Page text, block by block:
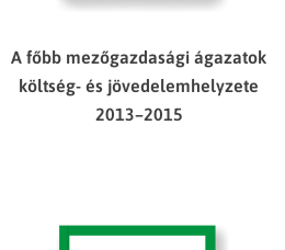
A főbb mezőgazdasági ágazatok
költség- és jövedelemhelyzete
2013–2015